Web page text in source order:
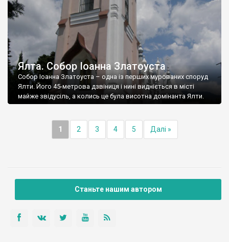
Ялта. Собор Іоанна Златоуста
Собор Іоанна Златоуста – одна із перших мурованих споруд
Ялти. Його 45-метрова дзвіниця і нині видніється в місті
майже звідусіль, а колись це була висотна домінанта Ялти.
1 2 3 4 5 Далі »
Станьте нашим автором